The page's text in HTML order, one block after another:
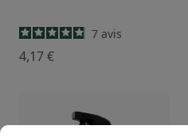
7 avis
4,17 €